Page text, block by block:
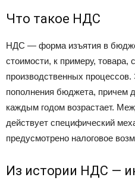
Что такое НДС
НДС — форма изъятия в
стоимости, к примеру,
производственных
пополнения бюджета, причем
каждым годом возрастает.
действует специфический
предусмотрено налоговое
Из истории НДС —